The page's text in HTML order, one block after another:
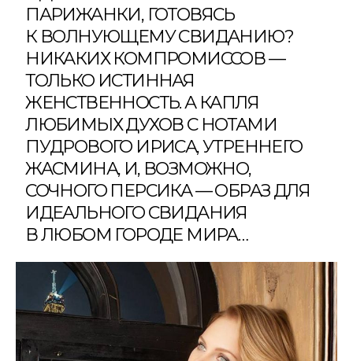
ПАРИЖАНКИ, ГОТОВЯСЬ
К ВОЛНУЮЩЕМУ СВИДАНИЮ?
НИКАКИХ КОМПРОМИССОВ —
ТОЛЬКО ИСТИННАЯ
ЖЕНСТВЕННОСТЬ. А КАПЛЯ
ЛЮБИМЫХ ДУХОВ С НОТАМИ
ПУДРОВОГО ИРИСА, УТРЕННЕГО
ЖАСМИНА, И, ВОЗМОЖНО,
СОЧНОГО ПЕРСИКА — ОБРАЗ ДЛЯ
ИДЕАЛЬНОГО СВИДАНИЯ
В ЛЮБОМ ГОРОДЕ МИРА…